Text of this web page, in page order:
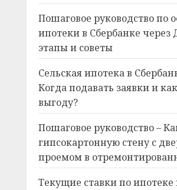
Пошаговое руководство по
ипотеки в Сбербанке через
этапы и советы
Сельская ипотека в
Когда подавать заявки и
выгоду?
Пошаговое руководство –
гипсокартонную стену с
проемом в
Текущие ставки по ипотеке